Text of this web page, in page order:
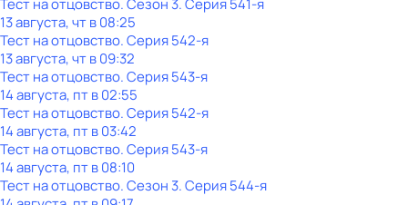
Тест нa отцовствo. Сезон 3. Серия 541-я
13 августа, чт в 08:25
Тест нa отцовствo. Серия 542-я
13 августа, чт в 09:32
Тест нa отцовствo. Серия 543-я
14 августа, пт в 02:55
Тест нa отцовствo. Серия 542-я
14 августа, пт в 03:42
Тест нa отцовствo. Серия 543-я
14 августа, пт в 08:10
Тест нa отцовствo. Сезон 3. Серия 544-я